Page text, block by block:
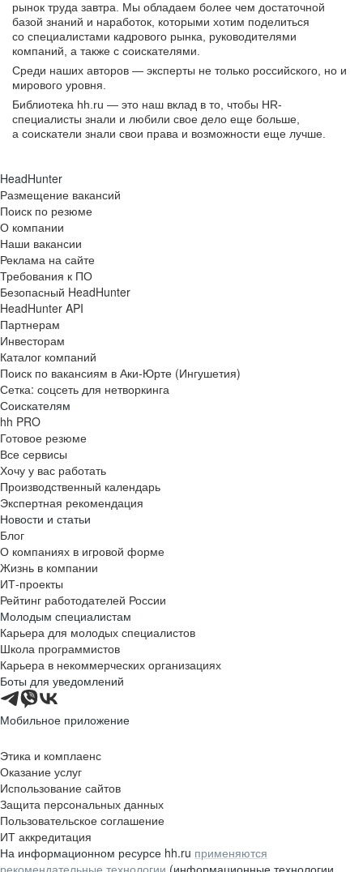
рынок труда завтра. Мы обладаем более чем достаточной
базой знаний и наработок, которыми хотим поделиться
со специалистами кадрового рынка, руководителями
компаний, а также с соискателями.
Среди наших авторов — эксперты не только российского, но и
мирового уровня.
Библиотека hh.ru — это наш вклад в то, чтобы HR-
специалисты знали и любили свое дело еще больше,
а соискатели знали свои права и возможности еще лучше.
HeadHunter
Размещение вакансий
Поиск по резюме
О компании
Наши вакансии
Реклама на сайте
Требования к ПО
Безопасный HeadHunter
HeadHunter API
Партнерам
Инвесторам
Каталог компаний
Поиск по вакансиям в Аки-Юрте (Ингушетия)
Сетка: соцсеть для нетворкинга
Соискателям
hh PRO
Готовое резюме
Все сервисы
Хочу у вас работать
Производственный календарь
Экспертная рекомендация
Новости и статьи
Блог
О компаниях в игровой форме
Жизнь в компании
ИТ-проекты
Рейтинг работодателей России
Молодым специалистам
Карьера для молодых специалистов
Школа программистов
Карьера в некоммерческих организациях
Боты для уведомлений
Мобильное приложение
Этика и комплаенс
Оказание услуг
Использование сайтов
Защита персональных данных
Пользовательское соглашение
ИТ аккредитация
На информационном ресурсе hh.ru применяются
рекомендательные технологии (информационные технологии